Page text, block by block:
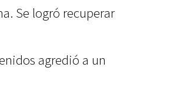
Se logró recuperar
agredió a un